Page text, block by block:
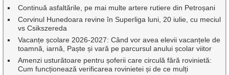
Continuă asfaltările, pe mai multe artere rutiere din Petroșani
Corvinul Hunedoara revine în Superliga luni, 20 iulie, cu meciul
vs Csikszereda
Vacanțe școlare 2026-2027: Când vor avea elevii vacanțele de
toamnă, iarnă, Paște și vară pe parcursul anului școlar viitor
Amenzi usturătoare pentru șoferii care circulă fără rovinietă:
Cum funcționează verificarea rovinietei și de ce mulți